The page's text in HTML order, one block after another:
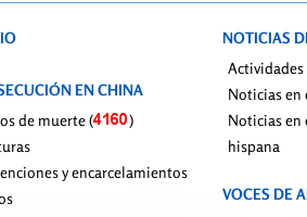
EN CHINA
de muerte (
)
y encarcelamientos
NOTICIAS
Noticias en
Noticias en
hispana
VOCES DE